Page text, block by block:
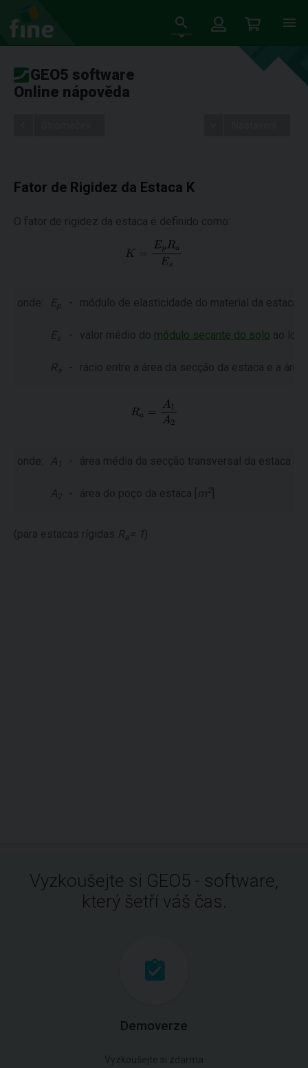
GEO5 software
Online nápověda
Fator de Rigidez da Estaca K
O fator de rigidez da estaca é definido como:
onde: Ep - módulo de elasticidade do material da estaca [
E s - valor médio do módulo secante do solo ao
R a - rácio entre a área da secção da estaca e a
onde: A 1 - área média da secção transversal da estaca [
A2 - área do poço da estaca [ m2
(para estacas rígidas Ra = 1)
Vyzkoušejte si GEO5 - software,
který šetří váš čas.
Demoverze
Vyzkoušejte si zdarma